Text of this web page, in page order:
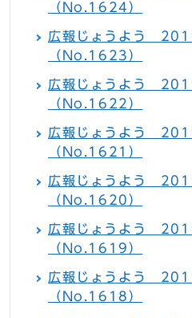
（No.1624）
広報じょうよう
（No.1623）
広報じょうよう
（No.1622）
広報じょうよう
（No.1621）
広報じょうよう
（No.1620）
広報じょうよう
（No.1619）
広報じょうよう
（No.1618）